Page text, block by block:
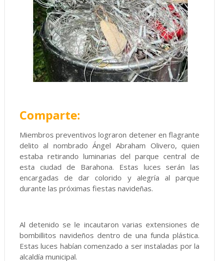
Comparte:
Miembros preventivos lograron detener en flagrante
delito al nombrado Ángel Abraham Olivero, quien
estaba retirando luminarias del parque central de
esta ciudad de Barahona. Estas luces serán las
encargadas de dar colorido y alegría al parque
durante las próximas fiestas navideñas.
Al detenido se le incautaron varias extensiones de
bombillitos navideños dentro de una funda plástica.
Estas luces habían comenzado a ser instaladas por la
alcaldía municipal.